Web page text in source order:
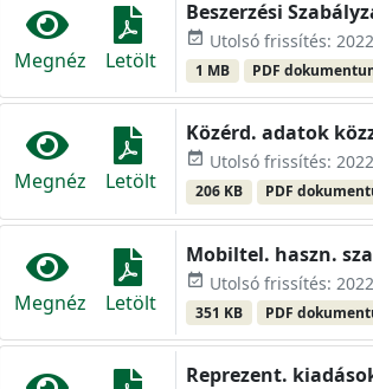
Megnéz Letölt
Beszerzési
event_available Utolsó frissítés:
1 MB PDF
Megnéz Letölt
Közérd. adatok
event_available Utolsó frissítés:
206 KB PDF
Megnéz Letölt
Mobiltel. haszn.
event_available Utolsó frissítés:
351 KB PDF
Reprezent.